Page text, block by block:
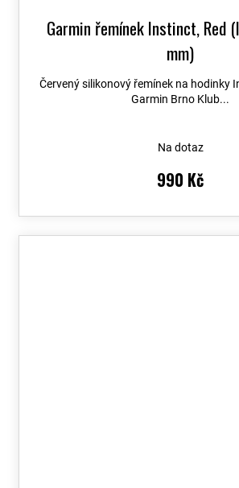
Garmin řemínek Instinct, Red
mm)
Červený silikonový řemínek na hodinky
Garmin Brno Klub...
Na dotaz
990 Kč